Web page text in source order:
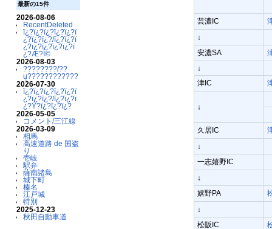
最新の15件
2026-08-06
RecentDeleted
ï¿?ï¿?ï¿?ï¿?ï¿?ï
¿?ï¿?ï¿?/ï¿?ï¿?ï
¿?ï¿?ï¿?ï¿?ï¿?ï
¿?Æ?Ï©
2026-08-03
????????/??
ų????????????
2026-07-30
ï¿?ï¿?ï¿?ï¿?ï¿?ï
¿?ï¿?ï¿?/ï¿?ï¿?ï
¿?Ý?ï¿?ï¿?ï¿?
2026-05-05
コメント/三江線
2026-03-09
相馬
高速道路 de 国盗
り
壱岐
駅弁
薩南諸島
城下町
榛名
江戸城
特別
2025-12-23
秋田自動車道
芸濃IC
↓
安濃SA
↓
津IC
↓
久居IC
↓
一志嬉野IC
↓
嬉野PA
↓
松阪IC